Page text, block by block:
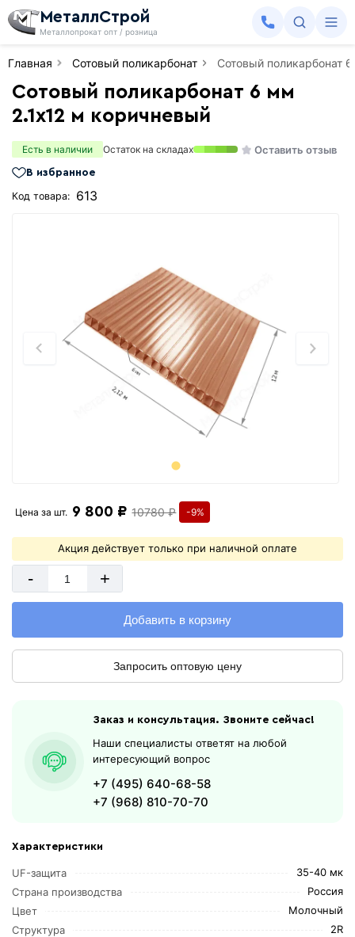
МеталлСтрой
Металлопрокат опт / розница
Главная Сотовый поликарбонат Сотовый поликарбонат
Сотовый поликарбонат 6 мм
2.1х12 м коричневый
Есть в наличии Остаток на складах Оставить отзыв
В избранное
Код товара: 613
Характеристики
UF-защита
35-40 мк
Страна производства
Россия
Цвет
Молочный
Структура
2R
Цена за шт. 9 800 ₽ 10780 ₽ -9%
Акция действует только при наличной оплате
- +
Добавить в корзину
Запросить оптовую цену
Заказ и консультация. Звоните сейчас!
Наши специалисты ответят на любой
интересующий вопрос
+7 (495) 640-68-58
+7 (968) 810-70-70